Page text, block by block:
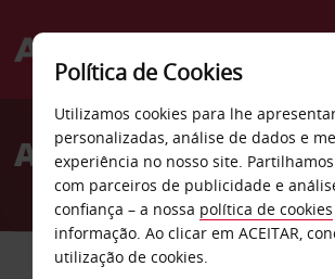
Welcome
AvisAluguer de carros
CARRO
Política de Cookies
Utilizamos cookies para lhe
personalizadas, análise de dados e
experiência no nosso site.
com parceiros de publicidade e
confiança – a nossa política de cookies
informação. Ao clicar em ACEITAR,
utilização de cookies.